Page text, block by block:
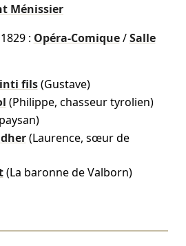
Ménissier
: Opéra-Comique/Salle
fils (Gustave)
(Philippe, chasseur tyrolien)
(Laurence, sœur de
(La baronne de Valborn)